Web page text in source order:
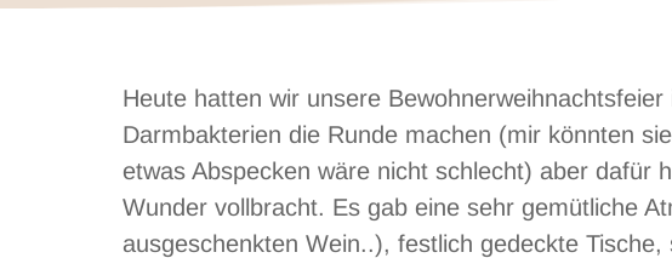
Heute hatten wir unsere
Darmbakterien die Runde machen (mir könnten
etwas Abspecken wäre nicht schlecht) aber dafür
Wunder vollbracht. Es gab eine sehr gemütliche
ausgeschenkten Wein..), festlich gedeckte